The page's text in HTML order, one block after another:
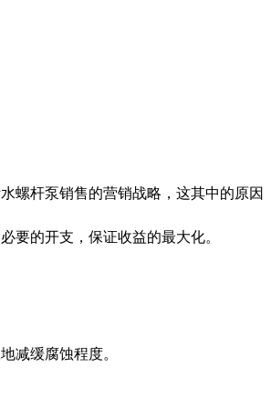
螺杆泵销售的营销战略，这其中的原因
要的开支，保证收益的最大化。
减缓腐蚀程度。